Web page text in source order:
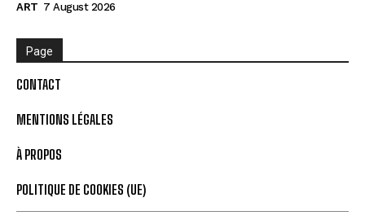
ART 7 August 2026
Page
CONTACT
MENTIONS LÉGALES
À PROPOS
POLITIQUE DE COOKIES (UE)